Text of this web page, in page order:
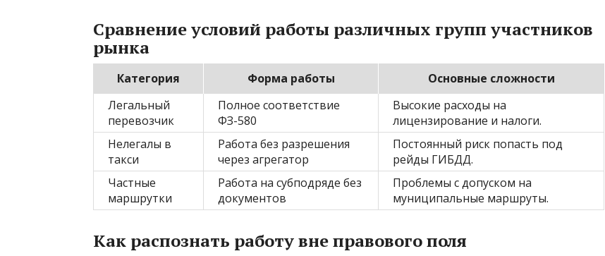
Сравнение условий работы различных групп участников
рынка
Категория Форма работы
Основные сложности
Легальный
перевозчик
Полное соответствие
ФЗ-580
Высокие расходы на
лицензирование и налоги.
Нелегалы в
такси
Работа без разрешения
через агрегатор
Постоянный риск попасть под
рейды ГИБДД.
Частные
маршрутки
Работа на субподряде без
документов
Проблемы с допуском на
муниципальные маршруты.
Как распознать работу вне правового поля